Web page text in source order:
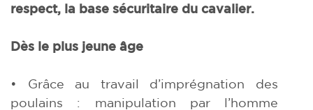
respect, la base sécuritaire du cavalier.
Dès le plus jeune âge
• Grâce au travail d’imprégnation des
poulains : manipulation par l’homme